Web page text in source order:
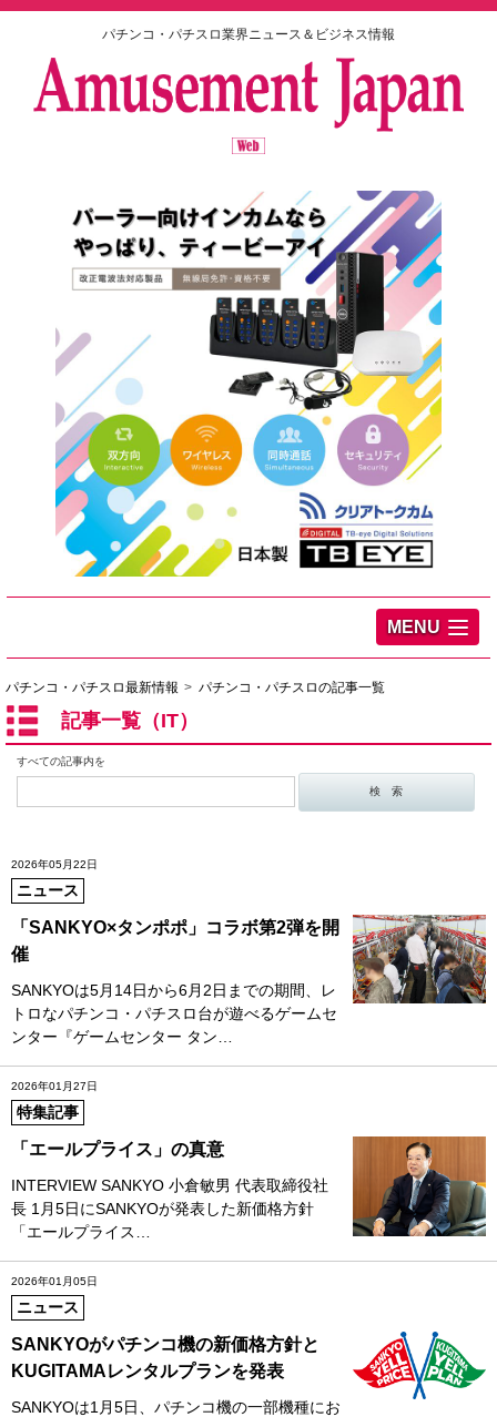
パチンコ・パチスロ業界ニュース＆ビジネス情報
MENU
パチンコ・パチスロ最新情報 パチンコ・パチスロの記事一覧
記事一覧（IT）
すべての記事内を
2026年05月22日
ニュース
「SANKYO×タンポポ」コラボ第2弾を開
催
SANKYOは5月14日から6月2日までの期間、レ
トロなパチンコ・パチスロ台が遊べるゲームセ
ンター『ゲームセンター タン…
2026年01月27日
特集記事
「エールプライス」の真意
INTERVIEW SANKYO 小倉敏男 代表取締役社
長 1月5日にSANKYOが発表した新価格方針
「エールプライス…
2026年01月05日
ニュース
SANKYOがパチンコ機の新価格方針と
KUGITAMAレンタルプランを発表
SANKYOは1月5日、パチンコ機の一部機種にお